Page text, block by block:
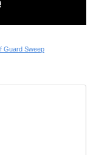
Guard Sweep